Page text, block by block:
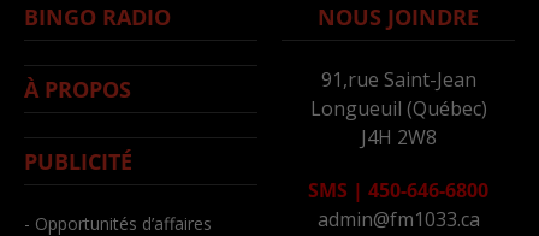
BINGO RADIO
À PROPOS
PUBLICITÉ
- Opportunités d’affaires
NOUS JOINDRE
91,rue Saint-Jean
Longueuil (Québec)
J4H 2W8
SMS | 450-646-6800
admin@fm1033.ca